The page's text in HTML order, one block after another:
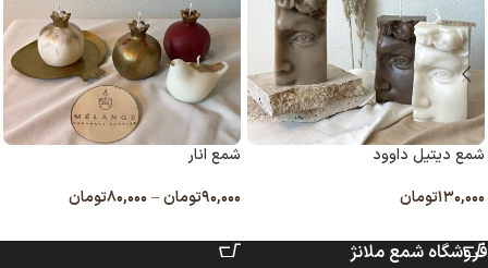
شمع دیتیل داوود
۱۳۰,۰۰۰تومان
شمع انار
۹۰,۰۰۰تومان– ۸۰,۰۰۰تومان
فروشگاه شمع ملانژ